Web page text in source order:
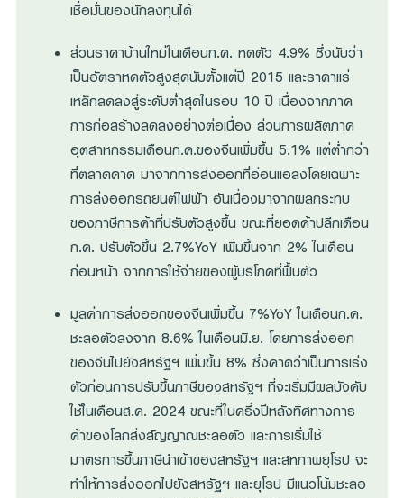
เชื่อมั่นของนักลงทุนได้
ส่วนราคาบ้านใหม่ในเดือนก.ค. หดตัว 4.9% ซึ่งนับว่า
เป็นอัตราหดตัวสูงสุดนับตั้งแต่ปี 2015 และราคาแร่
เหล็กลดลงสู่ระดับต่ำสุดในรอบ 10 ปี เนื่องจากภาค
การก่อสร้างลดลงอย่างต่อเนื่อง ส่วนการผลิตภาค
อุตสาหกรรมเดือนก.ค.ของจีนเพิ่มขึ้น 5.1% แต่ต่ำกว่า
ที่ตลาดคาด มาจากการส่งออกที่อ่อนแอลงโดยเฉพาะ
การส่งออกรถยนต์ไฟฟ้า อันเนื่องมาจากผลกระทบ
ของภาษีการค้าที่ปรับตัวสูงขึ้น ขณะที่ยอดค้าปลีกเดือน
ก.ค. ปรับตัวขึ้น 2.7%YoY เพิ่มขึ้นจาก 2% ในเดือน
ก่อนหน้า จากการใช้จ่ายของผู้บริโภคที่ฟื้นตัว
มูลค่าการส่งออกของจีนเพิ่มขึ้น 7%YoY ในเดือนก.ค.
ชะลอตัวลงจาก 8.6% ในเดือนมิ.ย. โดยการส่งออก
ของจีนไปยังสหรัฐฯ เพิ่มขึ้น 8% ซึ่งคาดว่าเป็นการเร่ง
ตัวก่อนการปรับขึ้นภาษีของสหรัฐฯ ที่จะเริ่มมีผลบังคับ
ใช้ในเดือนส.ค. 2024 ขณะที่ในครึ่งปีหลังทิศทางการ
ค้าของโลกส่งสัญญาณชะลอตัว และการเริ่มใช้
มาตรการขึ้นภาษีนำเข้าของสหรัฐฯ และสหภาพยุโรป จะ
ทำให้การส่งออกไปยังสหรัฐฯ และยุโรป มีแนวโน้มชะลอ